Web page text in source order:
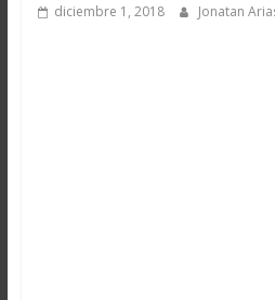
diciembre 1, 2018 Jonatan